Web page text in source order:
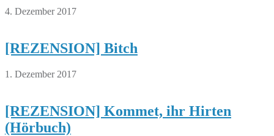
4. Dezember 2017
[REZENSION] Bitch
1. Dezember 2017
[REZENSION] Kommet, ihr Hirten
(Hörbuch)